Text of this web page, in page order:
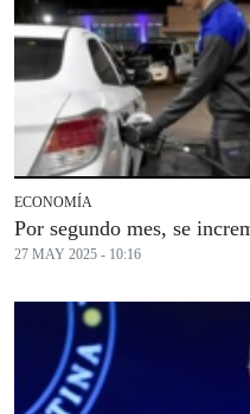
ECONOMÍA
Por segundo mes, se
27 MAY 2025 - 10:16